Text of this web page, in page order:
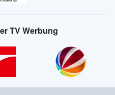
TV Werbung